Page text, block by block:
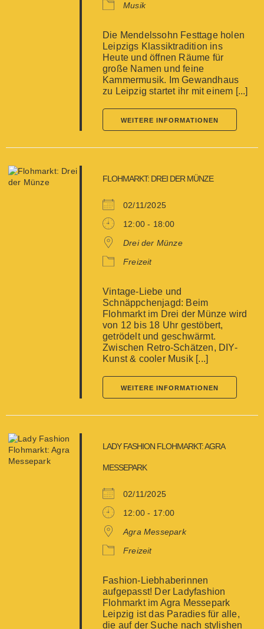
Musik
Die Mendelssohn Festtage holen
Leipzigs Klassiktradition ins
Heute und öffnen Räume für
große Namen und feine
Kammermusik. Im Gewandhaus
zu Leipzig startet ihr mit einem [...]
WEITERE INFORMATIONEN
FLOHMARKT: DREI DER MÜNZE
02/11/2025
12:00 - 18:00
Drei der Münze
Freizeit
Vintage-Liebe und
Schnäppchenjagd: Beim
Flohmarkt im Drei der Münze wird
von 12 bis 18 Uhr gestöbert,
getrödelt und geschwärmt.
Zwischen Retro-Schätzen, DIY-
Kunst & cooler Musik [...]
WEITERE INFORMATIONEN
LADY FASHION FLOHMARKT: AGRA
MESSEPARK
02/11/2025
12:00 - 17:00
Agra Messepark
Freizeit
Fashion-Liebhaberinnen
aufgepasst! Der Ladyfashion
Flohmarkt im Agra Messepark
Leipzig ist das Paradies für alle,
die auf der Suche nach stylishen